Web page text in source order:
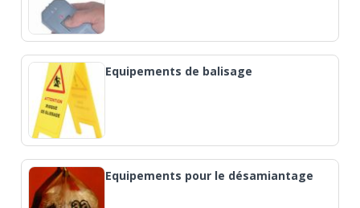
Equipements de balisage
Equipements pour le désamiantage